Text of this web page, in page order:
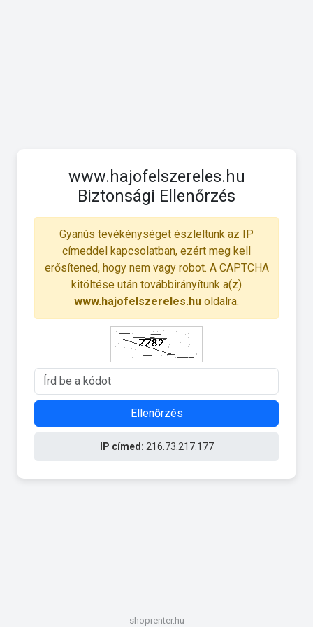
www.hajofelszereles.hu
Biztonsági Ellenőrzés
Gyanús tevékénységet észleltünk az IP
címeddel kapcsolatban, ezért meg kell
erősítened, hogy nem vagy robot. A CAPTCHA
kitöltése után továbbirányítunk a(z)
www.hajofelszereles.hu oldalra.
Ellenőrzés
IP címed: 216.73.217.177
shoprenter.hu